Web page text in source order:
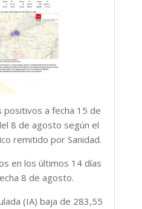
a fecha 15 de
8 de agosto según el
remitido por Sanidad.
en los últimos 14 días
8 de agosto.
(IA) baja de 283,55